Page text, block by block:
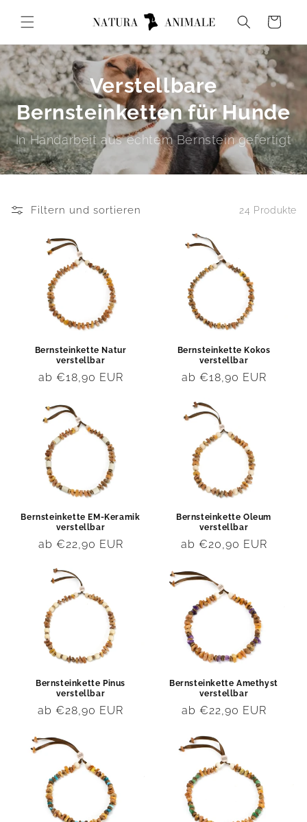
zum
Inhalt
Warenkorb
Verstellbare
Bernsteinketten für Hunde
In Handarbeit aus echtem Bernstein gefertigt
Filtern und sortieren 24 Produkte
Bernsteinkette Natur
verstellbar
Normaler
ab €18,90 EUR
Bernsteinkette Kokos
verstellbar
Normaler
ab €18,90 EUR
Bernsteinkette EM-Keramik
verstellbar
Normaler
ab €22,90 EUR
Bernsteinkette Oleum
verstellbar
Normaler
ab €20,90 EUR
Bernsteinkette Pinus
verstellbar
Normaler
ab €28,90 EUR
Bernsteinkette Amethyst
verstellbar
Normaler
ab €22,90 EUR